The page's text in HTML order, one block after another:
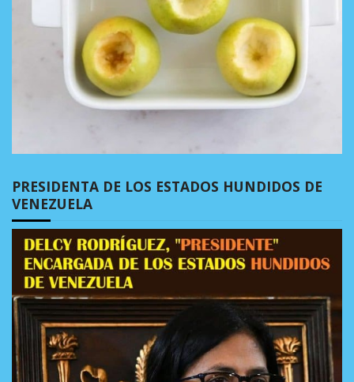
PRESIDENTA DE LOS ESTADOS HUNDIDOS DE
VENEZUELA